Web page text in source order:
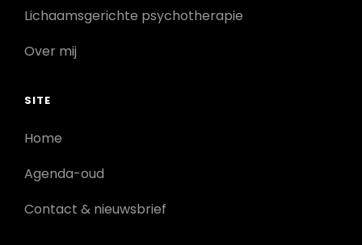
Lichaamsgerichte psychotherapie
Over mij
SITE
Home
Agenda-oud
Contact & nieuwsbrief